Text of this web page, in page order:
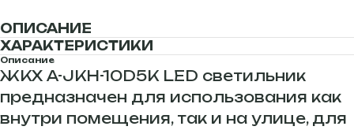
ОПИСАНИЕ
ХАРАКТЕРИСТИКИ
Описание
ЖКХ A-JKH-10D5K LED светильник
предназначен для использования как
внутри помещения, так и на улице, для